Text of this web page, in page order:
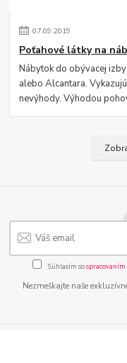
07.09.2019
Poťahové látky na
Nábytok do obývacej
alebo Alcantara.
nevýhody. Výhodou
Súhlasím so
Nezmeškajte naše